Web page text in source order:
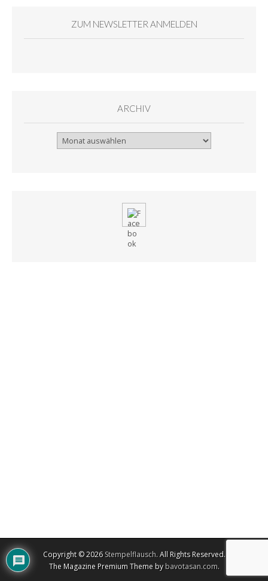
ZUM NEWSLETTER ANMELDEN
ARCHIV
Archiv
Copyright © 2026Stempelflausch. All Rights Reserved.
The Magazine Premium Theme bybavotasan.com.